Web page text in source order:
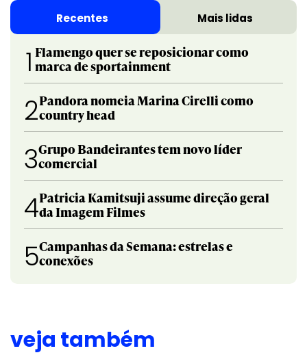
Recentes Mais lidas
1 Flamengo quer se reposicionar como
marca de sportainment
2Pandora nomeia Marina Cirelli como
country head
3Grupo Bandeirantes tem novo líder
comercial
4Patricia Kamitsuji assume direção geral
da Imagem Filmes
5Campanhas da Semana: estrelas e
conexões
veja também